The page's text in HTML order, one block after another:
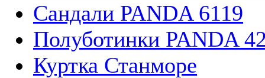
Сандали PANDA 6119
Полуботинки PANDA
Куртка Станморе